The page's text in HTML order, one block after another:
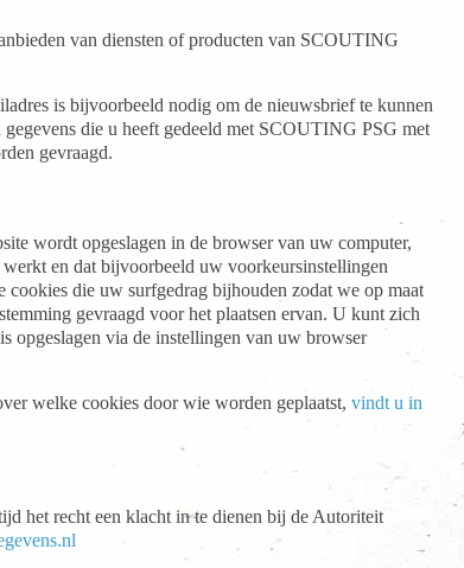
van diensten of producten van SCOUTING
is bijvoorbeeld nodig om de nieuwsbrief te kunnen
die u heeft gedeeld met SCOUTING PSG met
gevraagd.
wordt opgeslagen in de browser van uw computer,
en dat bijvoorbeeld uw voorkeursinstellingen
die uw surfgedrag bijhouden zodat we op maat
gevraagd voor het plaatsen ervan. U kunt zich
opgeslagen via de instellingen van uw browser
welke cookies door wie worden geplaatst, vindt u in
het recht een klacht in te dienen bij de Autoriteit